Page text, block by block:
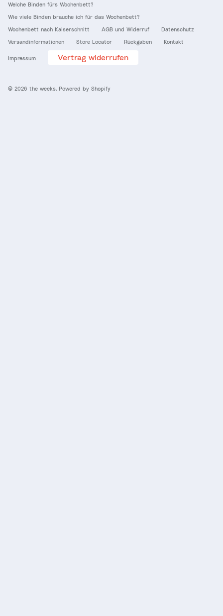
Welche Binden fürs Wochenbett?
Wie viele Binden brauche ich für das Wochenbett?
Wochenbett nach Kaiserschnitt
AGB und Widerruf
Datenschutz
Versandinformationen
Store Locator Rückgaben Kontakt
Impressum Vertrag widerrufen
© 2026 the weeks. Powered by Shopify